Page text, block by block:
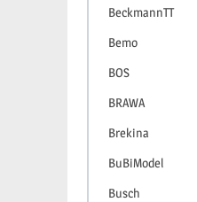
BeckmannTT
Bemo
BOS
BRAWA
Brekina
BuBiModel
Busch